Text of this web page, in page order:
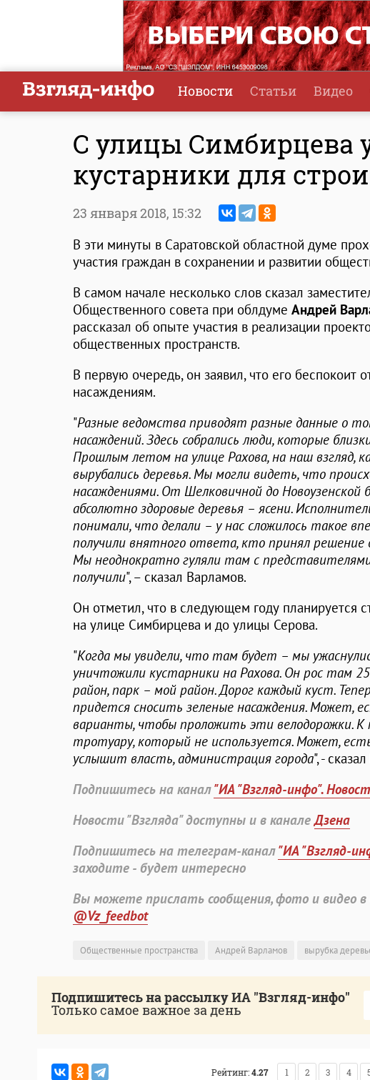
Новости Статьи Видео
С улицы Симбирцева
кустарники для
23 января 2018, 15:32
В эти минуты в Саратовской областной думе
участия граждан в сохранении и развитии
В самом начале несколько слов сказал
Общественного совета при облдуме Андрей
рассказал об опыте участия в реализации
общественных пространств.
В первую очередь, он заявил, что его беспокоит
насаждениям.
"Разные ведомства приводят разные данные о
насаждений. Здесь собрались люди, которые
Прошлым летом на улице Рахова, на наш взгляд,
вырубались деревья. Мы могли видеть, что
насаждениями. От Шелковичной до Новоузенской
абсолютно здоровые деревья – ясени.
понимали, что делали – у нас сложилось такое
получили внятного ответа, кто принял решение
Мы неоднократно гуляли там с
получили", – сказал Варламов.
Он отметил, что в следующем году планируется
на улице Симбирцева и до улицы Серова.
"Когда мы увидели, что там будет – мы
уничтожили кустарники на Рахова. Он рос там
район, парк – мой район. Дорог каждый куст.
придется сносить зеленые насаждения. Может,
варианты, чтобы проложить эти велодорожки. К
тротуару, который не используется. Может,
услышит власть, администрация города", -
Подпишитесь на канал"ИА "Взгляд-инфо".
Новости "Взгляда" доступны и в каналеДзена
Подпишитесь на телеграм-канал"ИА "Взгляд-
заходите - будет интересно
Вы можете прислать сообщения, фото и видео
@Vz_feedbot
Общественные пространства Андрей Варламов вырубка
Подпишитесь на рассылку ИА "Взгляд-инфо"
Только самое важное за день
Рейтинг:4.27 1 2 3 4